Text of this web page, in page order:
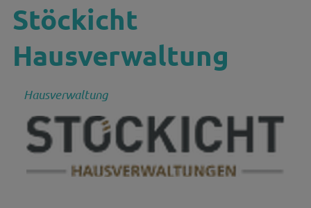
Stöckicht
Hausverwaltung
Hausverwaltung